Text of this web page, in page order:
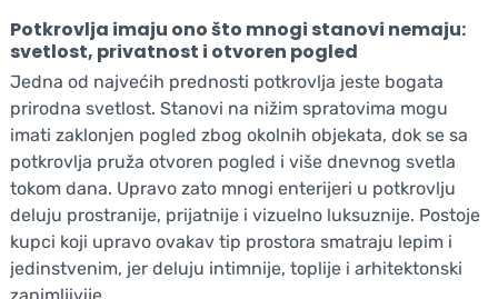
Potkrovlja imaju ono što mnogi stanovi nemaju:
svetlost, privatnost i otvoren pogled
Jedna od najvećih prednosti potkrovlja jeste bogata
prirodna svetlost. Stanovi na nižim spratovima mogu
imati zaklonjen pogled zbog okolnih objekata, dok se sa
potkrovlja pruža otvoren pogled i više dnevnog svetla
tokom dana. Upravo zato mnogi enterijeri u potkrovlju
deluju prostranije, prijatnije i vizuelno luksuznije. Postoje
kupci koji upravo ovakav tip prostora smatraju lepim i
jedinstvenim, jer deluju intimnije, toplije i arhitektonski